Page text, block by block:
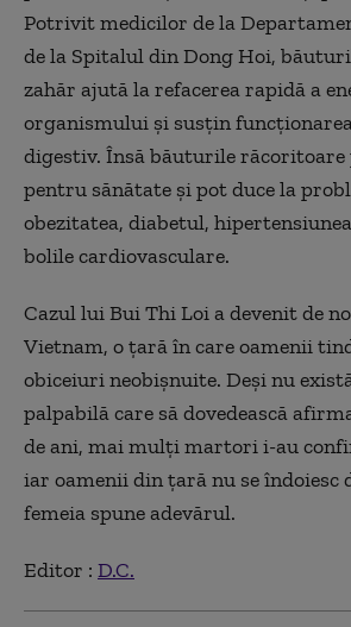
Potrivit medicilor de la
de la Spitalul din Dong Hoi,
zahăr ajută la refacerea rapidă a
organismului și susțin
digestiv. Însă băuturile răcoritoare
pentru sănătate și pot duce la
obezitatea, diabetul,
bolile cardiovasculare.
Cazul lui Bui Thi Loi a devenit de
Vietnam, o țară în care oamenii
obiceiuri neobișnuite. Deși nu
palpabilă care să dovedească
de ani, mai mulți martori i-au
iar oamenii din țară nu se îndoiesc
femeia spune adevărul.
Editor : D.C.